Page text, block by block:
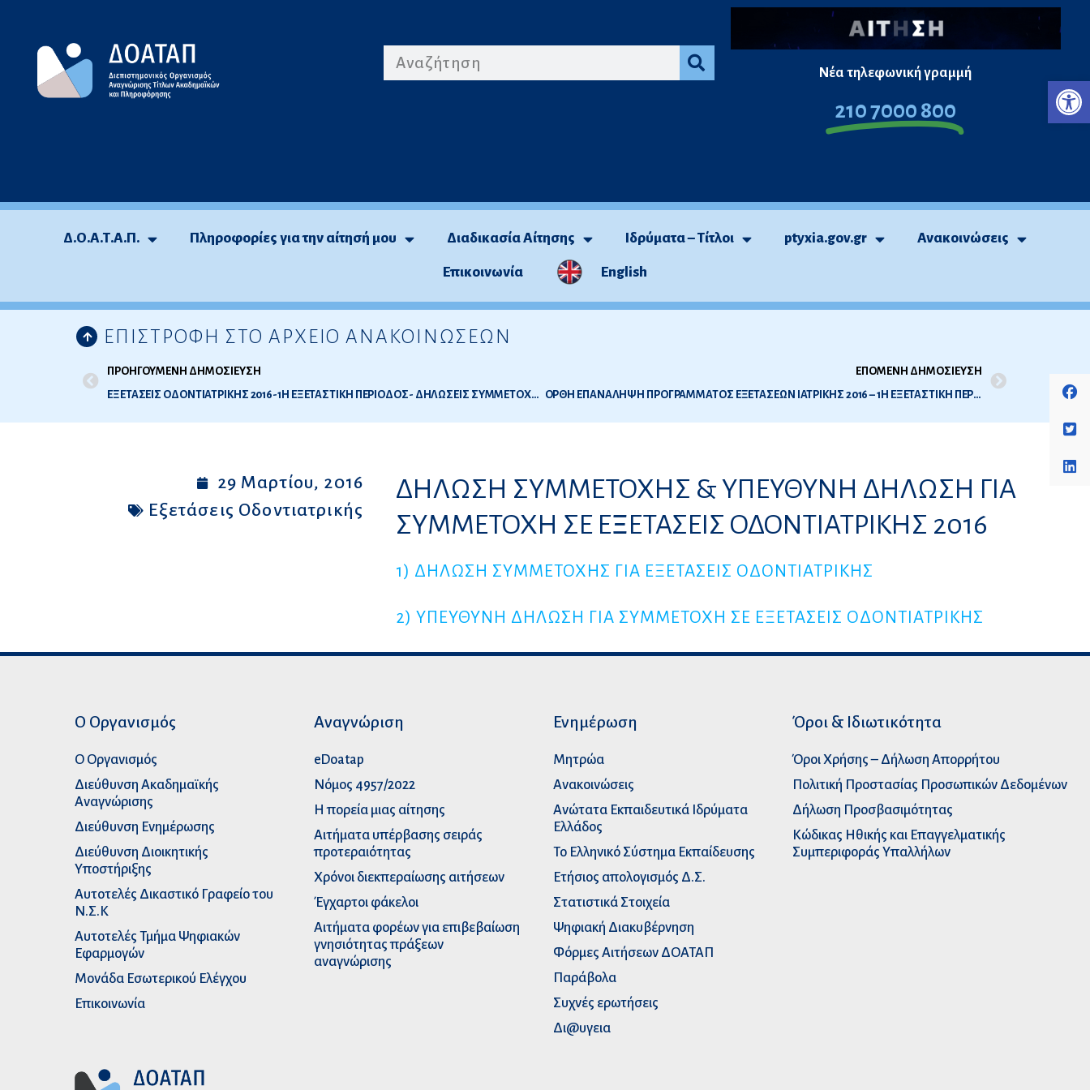
περιεχόμενο
Νέα τηλεφωνική γραμμή
210 7000 800
Δ.Ο.Α.Τ.Α.Π. Πληροφορίες για την αίτησή μου Διαδικασία Αίτησης Ιδρύματα – Τίτλοι ptyxia.gov.gr Ανακοινώσεις
Επικοινωνία English
ΕΠΙΣΤΡΟΦΗ ΣΤΟ ΑΡΧΕΙΟ ΑΝΑΚΟΙΝΩΣΕΩΝ
ΠΡΟΗΓΟΥΜΕΝΗ ΔΗΜΟΣΙΕΥΣΗ
ΕΞΕΤΑΣΕΙΣ ΟΔΟΝΤΙΑΤΡΙΚΗΣ 2016-1Η ΕΞΕΤΑΣΤΙΚΗ ΠΕΡΙΟΔΟΣ- ΔΗΛΩΣΕΙΣ ΣΥΜΜΕΤΟΧΗΣ
ΕΠΟΜΕΝΗ ΔΗΜΟΣΙΕΥΣΗ
ΟΡΘΗ ΕΠΑΝΑΛΗΨΗ ΠΡΟΓΡΑΜΜΑΤΟΣ ΕΞΕΤΑΣΕΩΝ ΙΑΤΡΙΚΗΣ 2016 – 1Η ΕΞΕΤΑΣΤΙΚΗ ΠΕΡΙΟΔΟΣ – ΔΗΛΩΣΕΙΣ ΣΥΜΜΕΤΟΧΗΣ
29 Μαρτίου, 2016
Εξετάσεις Οδοντιατρικής
ΔΗΛΩΣΗ ΣΥΜΜΕΤΟΧΗΣ & ΥΠΕΥΘΥΝΗ ΔΗΛΩΣΗ ΓΙΑ
ΣΥΜΜΕΤΟΧΗ ΣΕ ΕΞΕΤΑΣΕΙΣ ΟΔΟΝΤΙΑΤΡΙΚΗΣ 2016
1) ΔΗΛΩΣΗ ΣΥΜΜΕΤΟΧΗΣ ΓΙΑ ΕΞΕΤΑΣΕΙΣ ΟΔΟΝΤΙΑΤΡΙΚΗΣ
2) ΥΠΕΥΘΥΝΗ ΔΗΛΩΣΗ ΓΙΑ ΣΥΜΜΕΤΟΧΗ ΣΕ ΕΞΕΤΑΣΕΙΣ ΟΔΟΝΤΙΑΤΡΙΚΗΣ
Ο Οργανισμός
Ο Οργανισμός
Διεύθυνση Ακαδημαϊκής
Αναγνώρισης
Διεύθυνση Ενημέρωσης
Διεύθυνση Διοικητικής
Υποστήριξης
Αυτοτελές Δικαστικό Γραφείο του
Ν.Σ.Κ
Αυτοτελές Τμήμα Ψηφιακών
Εφαρμογών
Μονάδα Εσωτερικού Ελέγχου
Επικοινωνία
Αναγνώριση
eDoatap
Νόμος 4957/2022
Η πορεία μιας αίτησης
Αιτήματα υπέρβασης σειράς
προτεραιότητας
Χρόνοι διεκπεραίωσης αιτήσεων
Έγχαρτοι φάκελοι
Αιτήματα φορέων για επιβεβαίωση
γνησιότητας πράξεων
αναγνώρισης
Ενημέρωση
Μητρώα
Ανακοινώσεις
Ανώτατα Eκπαιδευτικά Iδρύματα
Ελλάδος
Το Ελληνικό Σύστημα Εκπαίδευσης
Ετήσιος απολογισμός Δ.Σ.
Στατιστικά Στοιχεία
Ψηφιακή Διακυβέρνηση
Φόρμες Αιτήσεων ΔΟΑΤΑΠ
Παράβολα
Συχνές ερωτήσεις
Δι@υγεια
Όροι & Ιδιωτικότητα
Όροι Χρήσης – Δήλωση Απορρήτου
Πολιτική Προστασίας Προσωπικών Δεδομένων
Δήλωση Προσβασιμότητας
Κώδικας Ηθικής και Επαγγελματικής
Συμπεριφοράς Υπαλλήλων